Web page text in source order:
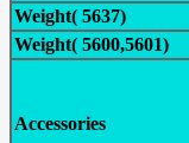
Weight( 5637)
Weight( 5600,5601)
Accessories